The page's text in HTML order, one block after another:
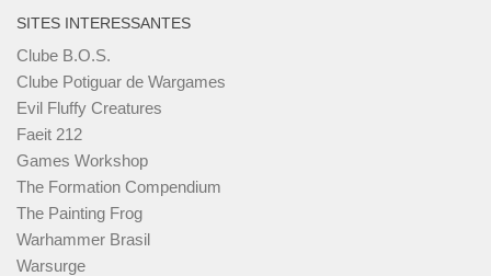
SITES INTERESSANTES
Clube B.O.S.
Clube Potiguar de Wargames
Evil Fluffy Creatures
Faeit 212
Games Workshop
The Formation Compendium
The Painting Frog
Warhammer Brasil
Warsurge